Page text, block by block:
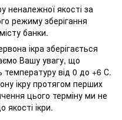
неналежної якості за
режиму зберігання
банки.
ікра зберігається
Вашу увагу, що
від 0 до +6 С.
ікру протягом перших
цього терміну ми не
ікри.